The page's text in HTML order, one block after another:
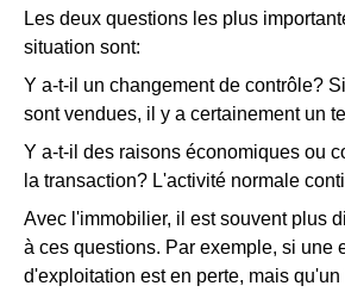
Les deux questions les plus
situation sont:
Y a-t-il un changement de contrôle?
sont vendues, il y a certainement un
Y a-t-il des raisons économiques ou
la transaction? L'activité normale
Avec l'immobilier, il est souvent plus
à ces questions. Par exemple, si une
d'exploitation est en perte, mais